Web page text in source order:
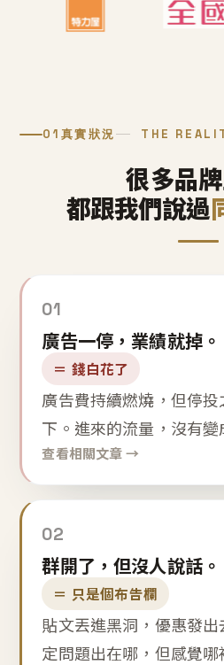
01 真實狀況 THE
很多品
都跟我們說過
01
廣告一停，業績就掉。
＝ 錢白花了
廣告費持續燃燒，但停
下。進來的流量，沒有變
查看相關文章 →
02
群開了，但沒人說話。
＝ 只是個布告欄
貼文丟進黑洞，優惠發
定問題出在哪，但感覺哪